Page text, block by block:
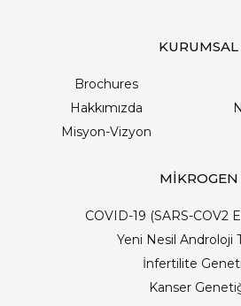
KURUMSAL
Brochures
Hakkımızda
Misyon-Vizyon
MİKROGEN
COVID-19 (SARS-COV2
Yeni Nesil Androloji
İnfertilite
Kanser